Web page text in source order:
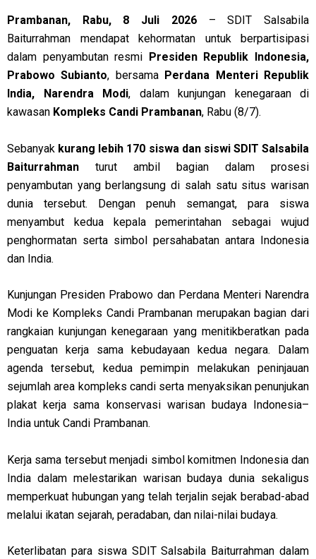
Prambanan, Rabu, 8 Juli 2026– SDIT Salsabila
Baiturrahman mendapat kehormatan untuk berpartisipasi
dalam penyambutan resmi Presiden Republik Indonesia,
Prabowo Subianto, bersama Perdana Menteri Republik
India, Narendra Modi, dalam kunjungan kenegaraan di
kawasan Kompleks Candi Prambanan, Rabu (8/7).
Sebanyak kurang lebih 170 siswa dan siswi SDIT Salsabila
Baiturrahman turut ambil bagian dalam prosesi
penyambutan yang berlangsung di salah satu situs warisan
dunia tersebut. Dengan penuh semangat, para siswa
menyambut kedua kepala pemerintahan sebagai wujud
penghormatan serta simbol persahabatan antara Indonesia
dan India.
Kunjungan Presiden Prabowo dan Perdana Menteri Narendra
Modi ke Kompleks Candi Prambanan merupakan bagian dari
rangkaian kunjungan kenegaraan yang menitikberatkan pada
penguatan kerja sama kebudayaan kedua negara. Dalam
agenda tersebut, kedua pemimpin melakukan peninjauan
sejumlah area kompleks candi serta menyaksikan penunjukan
plakat kerja sama konservasi warisan budaya Indonesia–
India untuk Candi Prambanan.
Kerja sama tersebut menjadi simbol komitmen Indonesia dan
India dalam melestarikan warisan budaya dunia sekaligus
memperkuat hubungan yang telah terjalin sejak berabad-abad
melalui ikatan sejarah, peradaban, dan nilai-nilai budaya.
Keterlibatan para siswa SDIT Salsabila Baiturrahman dalam